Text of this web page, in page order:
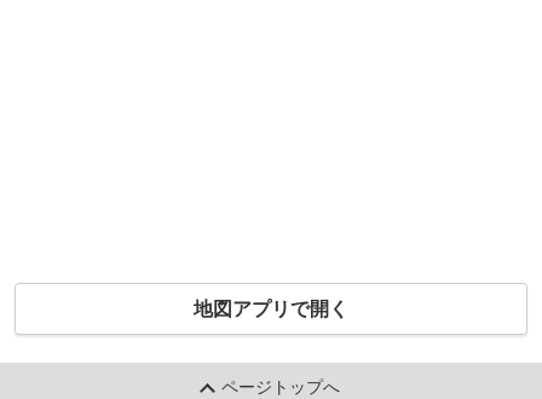
地図アプリで開く
ページトップへ